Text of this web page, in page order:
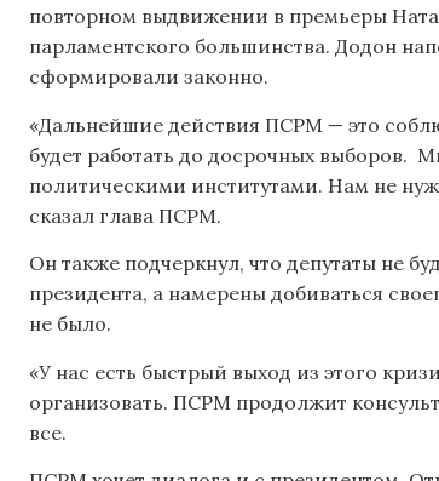
повторном выдвижении в премьеры
парламентского большинства. Додон
сформировали законно.
«Дальнейшие действия ПСРМ — это
будет работать до досрочных выборов.
политическими институтами. Нам не
сказал глава ПСРМ.
Он также подчеркнул, что депутаты не
президента, а намерены добиваться
не было.
«У нас есть быстрый выход из этого
организовать. ПСРМ продолжит
все.